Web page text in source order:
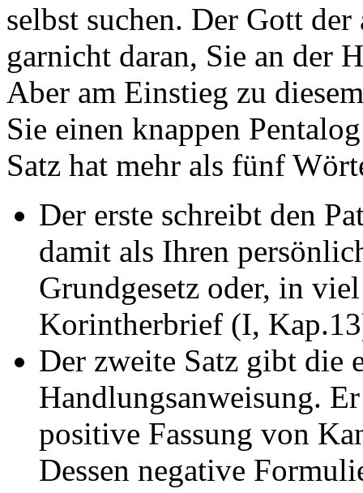
selbst suchen. Der Gott
garnicht daran, Sie an der
Aber am Einstieg zu
Sie einen knappen
Satz hat mehr als fünf
Der erste schreibt den
damit als Ihren
Grundgesetz oder, in
Korintherbrief (I,
Der zweite Satz gibt die
Handlungsanweisung.
positive Fassung von
Dessen negative